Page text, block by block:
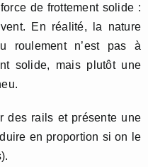
de frottement solide :
En réalité, la nature
roulement n’est pas à
solide, mais plutôt une
des rails et présente une
en proportion si on le